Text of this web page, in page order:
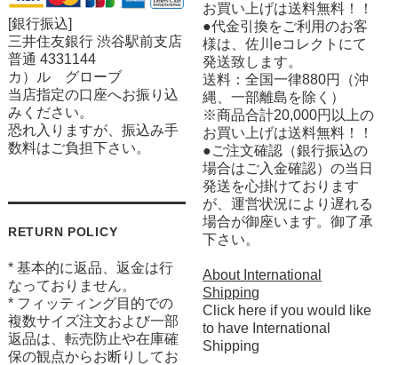
[銀行振込]
三井住友銀行 渋谷駅前支店
普通 4331144
カ）ル グローブ
当店指定の口座へお振り込
みください。
恐れ入りますが、振込み手
数料はご負担下さい。
RETURN POLICY
* 基本的に返品、返金は行
なっておりません。
* フィッティング目的での
複数サイズ注文および一部
返品は、転売防止や在庫確
保の観点からお断りしてお
お買い上げは送料無料！！
●代金引換をご利用のお客
様は、佐川eコレクトにて
発送致します。
送料：全国一律880円（沖
縄、一部離島を除く）
※商品合計20,000円以上の
お買い上げは送料無料！！
●ご注文確認（銀行振込の
場合はご入金確認）の当日
発送を心掛けております
が、運営状況により遅れる
場合が御座います。御了承
下さい。
About International
Shipping
Click here if you would like
to have International
Shipping